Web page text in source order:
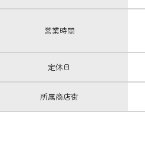
営業時間
定休日
所属商店街